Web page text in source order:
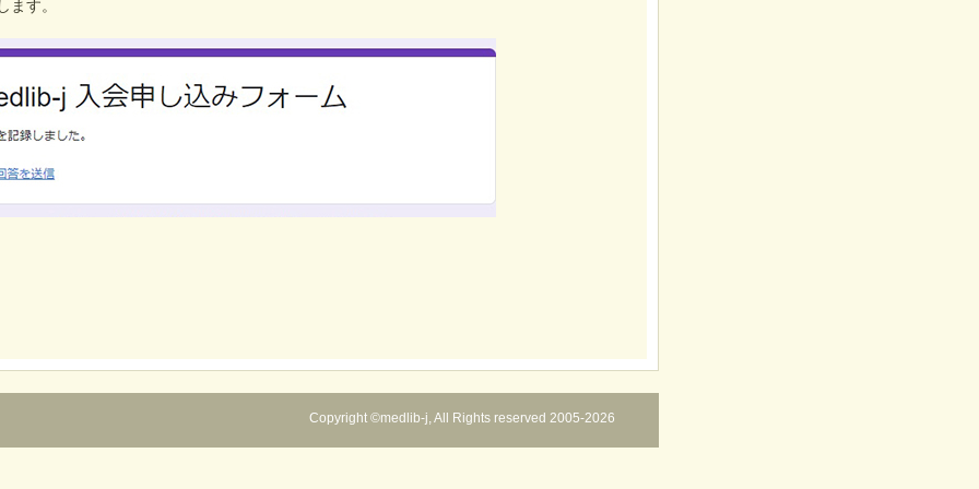
ます。
Copyright ©medlib-j, All Rights reserved 2005-2026